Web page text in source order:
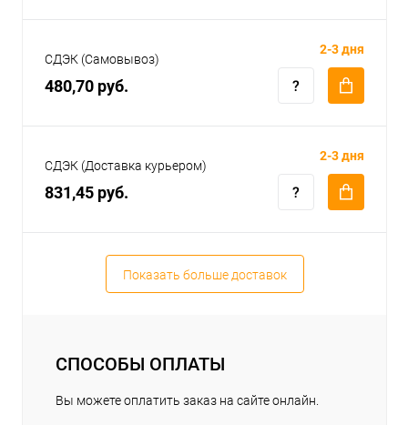
СДЭК (Самовывоз)
480,70 руб.
2-3 дня
СДЭК (Доставка курьером)
831,45 руб.
2-3 дня
Показать больше доставок
СПОСОБЫ ОПЛАТЫ
Вы можете оплатить заказ на сайте онлайн.